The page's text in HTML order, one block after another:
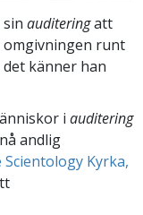
auditeringatt
omgivningen runt
känner han
i auditering
andlig
Kyrka,